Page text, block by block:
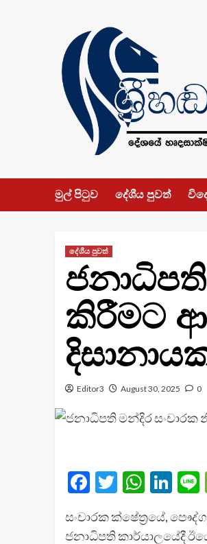
මුල් පිටුව දේශීය පුවත්
දේශීය පුවත්
කිරීමට
Editor3 August 30, 2025 0
Facebook
Twitter
සංචාරක ක්ෂේත්‍රයේ,
ජනාධිපති කාර්යාලයේදී